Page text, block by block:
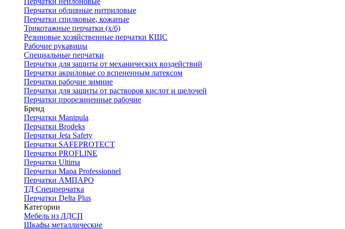
Перчатки обливные нитриловые
Перчатки спилковые, кожаные
Трикотажные перчатки (х/б)
Резиновые хозяйственные перчатки КЩС
Рабочие рукавицы
Специальные перчатки
Перчатки для защиты от механических воздействий
Перчатки акриловые со вспененным латексом
Перчатки рабочие зимние
Перчатки для защиты от растворов кислот и щелочей
Перчатки прорезиненные рабочие
Бренд
Перчатки Manipula
Перчатки Brodeks
Перчатки Jeta Safety
Перчатки SAFEPROTECT
Перчатки PROFLINE
Перчатки Ultima
Перчатки Мара Professionnel
Перчатки АМПАРО
ТД Спецперчатка
Перчатки Delta Plus
Категории
Мебель из ЛДСП
Шкафы металлические